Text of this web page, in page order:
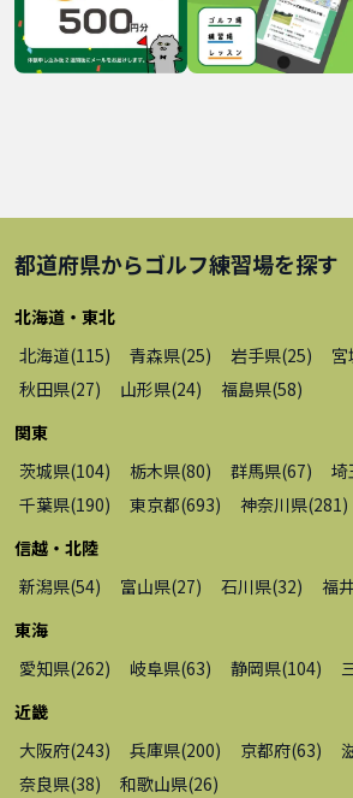
都道府県からゴルフ練習場を探す
北海道・東北
北海道(115) 青森県(25) 岩手県(25)
秋田県(27) 山形県(24) 福島県(58)
関東
茨城県(104) 栃木県(80) 群馬県(67) 埼
千葉県(190) 東京都(693) 神奈川県(281)
信越・北陸
新潟県(54) 富山県(27) 石川県(32) 福
東海
愛知県(262) 岐阜県(63) 静岡県(104)
近畿
大阪府(243) 兵庫県(200) 京都府(63)
奈良県(38) 和歌山県(26)